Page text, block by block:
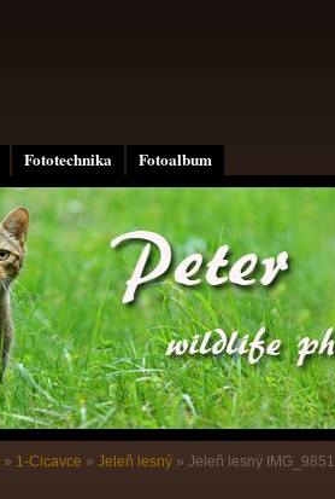
Fototechnika Fotoalbum
» 1-Cicavce » Jeleň lesný » Jeleň lesný IMG_9851